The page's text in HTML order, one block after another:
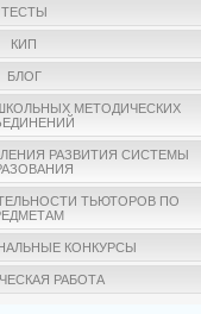
ТЕСТЫ
КИП
БЛОГ
МЕТОДИЧЕСКИХ
РАЗВИТИЯ СИСТЕМЫ
ТЬЮТОРОВ ПО
КОНКУРСЫ
РАБОТА